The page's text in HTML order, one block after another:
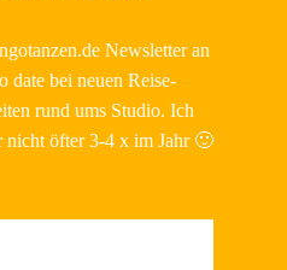
Newsletter an
date bei neuen Reise-
rund ums Studio. Ich
nicht öfter 3-4 x im Jahr 🙂